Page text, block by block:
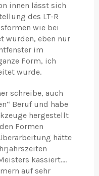
innen lässt sich
des LT-R
wie bei
wurden, eben nur
im
Form, ich
wurde.
schreibe, auch
Beruf und habe
hergestellt
Formen
hätte
kassiert....
auf sehr